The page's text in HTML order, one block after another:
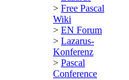
> Free Pascal
Wiki
> EN Forum
> Lazarus-
Konferenz
> Pascal
Conference